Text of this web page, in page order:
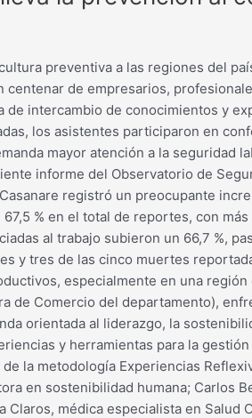
preventiva a las regiones del
de empresarios,
intercambio de conocimientos y
los asistentes participaron en
mayor atención a la seguridad
informe del Observatorio de
registró un preocupante
% en el total de reportes, con
al trabajo subieron un 66,7 %,
y tres de las cinco muertes
especialmente en una
de Comercio del departamento),
orientada al liderazgo, la
y herramientas para la
la metodología Experiencias
en sostenibilidad humana; Carlos
médica especialista en Salud